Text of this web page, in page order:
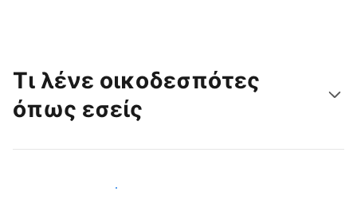
Τι λένε οικοδεσπότες
όπως εσείς
Γίνετε κι εσείς οικοδεσπότης